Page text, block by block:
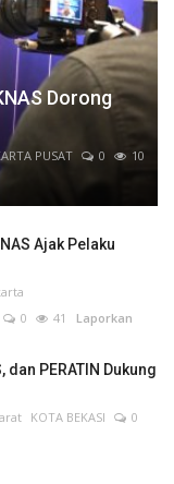
Dorong
PUSAT 0
10
Ajak Pelaku
0 41 Laporkan
dan PERATIN Dukung
KOTA BEKASI
0